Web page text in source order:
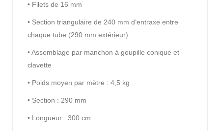
• Filets de 16 mm
• Section triangulaire de 240 mm d’entraxe entre
chaque tube (290 mm extérieur)
• Assemblage par manchon à goupille conique et
clavette
• Poids moyen par mètre : 4,5 kg
• Section : 290 mm
• Longueur : 300 cm